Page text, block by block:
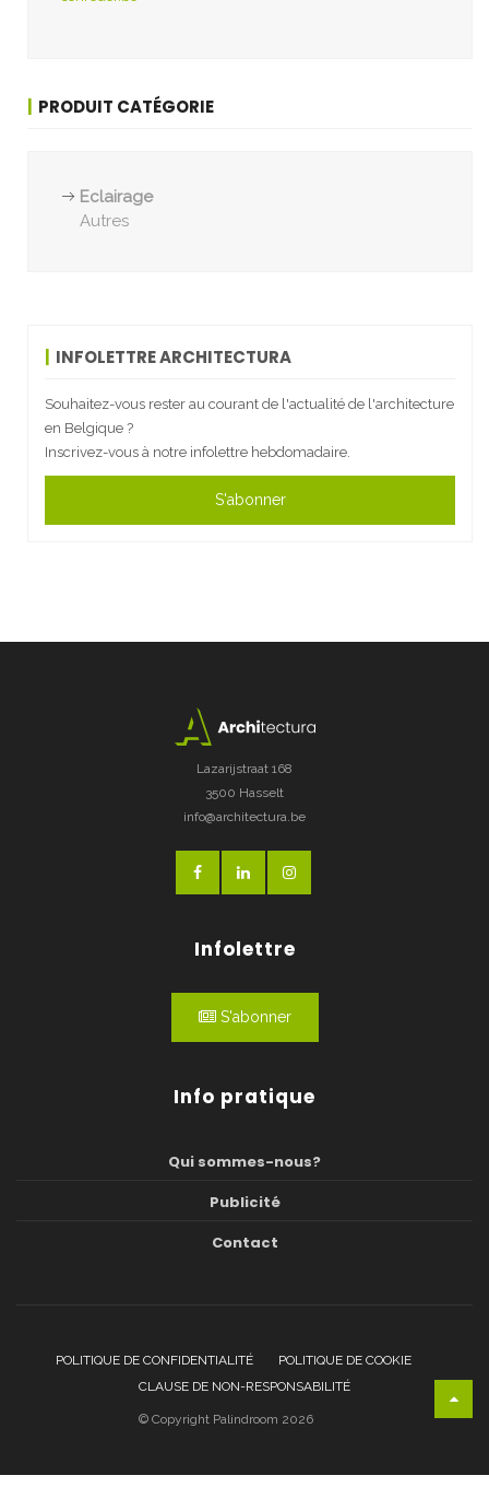
PRODUIT CATÉGORIE
Eclairage
Autres
INFOLETTRE ARCHITECTURA
Souhaitez-vous rester au courant de l'actualité de l'architecture
en Belgique ?
Inscrivez-vous à notre infolettre hebdomadaire.
S'abonner
Lazarijstraat 168
3500 Hasselt
info@architectura.be
Infolettre
S'abonner
Info pratique
Qui sommes-nous?
Publicité
Contact
POLITIQUE DE CONFIDENTIALITÉ
POLITIQUE DE COOKIE
CLAUSE DE NON-RESPONSABILITÉ
© Copyright Palindroom 2026